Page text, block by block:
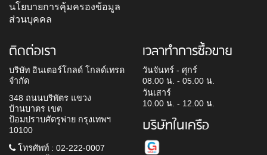
นโยบายการคุ้มครองข้อมูล
ส่วนบุคคล
ติดต่อเรา
บริษัท อินเตอร์โกลด์ โกลด์เทรด
จำกัด
348 ถนนบริพัตร แขวง
บ้านบาตร เขต
ป้อมปราบศัตรูพ่าย กรุงเทพฯ
10100
โทรศัพท์ : 02-222-0007
เวลาทำการซื้อขาย
วันจันทร์ - ศุกร์
08.00 น. - 05.00 น.
วันเสาร์
10.00 น. - 12.00 น.
บริษัทในเครือ